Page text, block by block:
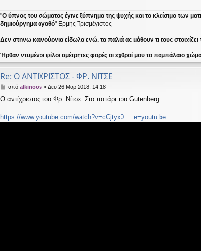
"Ο ύπνος του σώματος έγινε ξύπνημα της ψυχής και το κλείσιμο των
δημιούργημα αγαθό" Ερμής Τρισμέγιστος
Δεν στηνω καινούργια είδωλα εγώ, τα παλιά ας μάθουν τι τους στοιχίζει
Ήρθαν ντυμένοι φίλοι αμέτρητες φορές οι εχθροί μου το παμπάλαιο
Re: Ο ΑΝΤΙΧΡΙΣΤΟΣ - ΦΡ. ΝΙΤΣΕ
Δ
μ
σ
ί
από alkinoos» Δευ 26 Μαρ 2018, 14:18
Ο αντίχριστος του Φρ. Νίτσε .Στο πατάρι του Gutenberg
https://www.youtube.com/watch?v=cCjtyx0 ... e=youtu.be